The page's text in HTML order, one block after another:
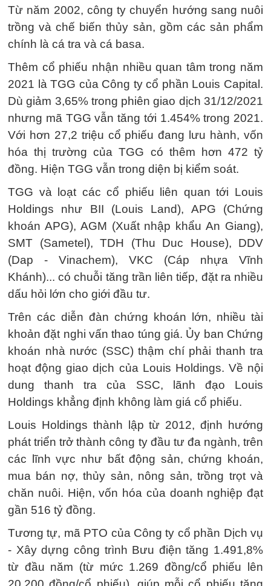
Từ năm 2002, công ty chuyển hướng sang nuôi
trồng và chế biến thủy sản, gồm các sản phẩm
chính là cá tra và cá basa.
Thêm cổ phiếu nhận nhiều quan tâm trong năm
2021 là TGG của Công ty cổ phần Louis Capital.
Dù giảm 3,65% trong phiên giao dịch 31/12/2021
nhưng mã TGG vẫn tăng tới 1.454% trong 2021.
Với hơn 27,2 triệu cổ phiếu đang lưu hành, vốn
hóa thị trường của TGG có thêm hơn 472 tỷ
đồng. Hiện TGG vẫn trong diện bị kiểm soát.
TGG và loạt các cổ phiếu liên quan tới Louis
Holdings như BII (Louis Land), APG (Chứng
khoán APG), AGM (Xuất nhập khẩu An Giang),
SMT (Sametel), TDH (Thu Duc House), DDV
(Dap - Vinachem), VKC (Cáp nhựa Vĩnh
Khánh)... có chuỗi tăng trần liên tiếp, đặt ra nhiều
dấu hỏi lớn cho giới đầu tư.
Trên các diễn đàn chứng khoán lớn, nhiều tài
khoản đặt nghi vấn thao túng giá. Ủy ban Chứng
khoán nhà nước (SSC) thậm chí phải thanh tra
hoạt động giao dịch của Louis Holdings. Về nội
dung thanh tra của SSC, lãnh đạo Louis
Holdings khẳng định không làm giá cổ phiếu.
Louis Holdings thành lập từ 2012, định hướng
phát triển trở thành công ty đầu tư đa ngành, trên
các lĩnh vực như bất động sản, chứng khoán,
mua bán nợ, thủy sản, nông sản, trồng trọt và
chăn nuôi. Hiện, vốn hóa của doanh nghiệp đạt
gần 516 tỷ đồng.
Tương tự, mã PTO của Công ty cổ phần Dịch vụ
- Xây dựng công trình Bưu điện tăng 1.491,8%
từ đầu năm (từ mức 1.269 đồng/cổ phiếu lên